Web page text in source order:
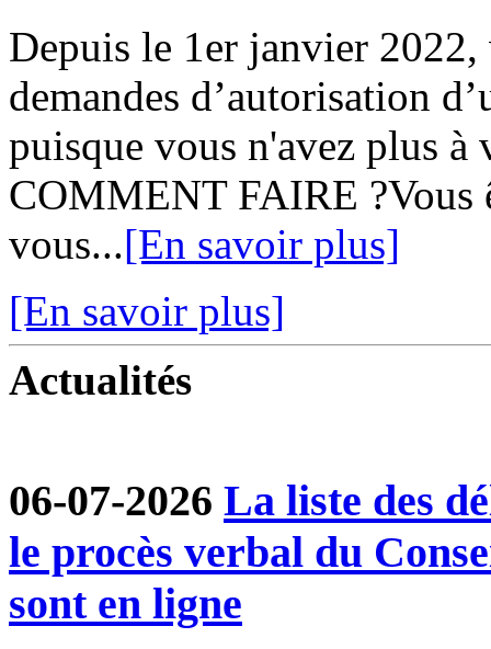
Depuis le 1er janvier
demandes d’autorisation
puisque vous n'avez plus à
COMMENT FAIRE ?Vous
vous...[En savoir plus]
[En savoir plus]
Actualités
06-07-2026 La liste des
le procès verbal du
sont en ligne